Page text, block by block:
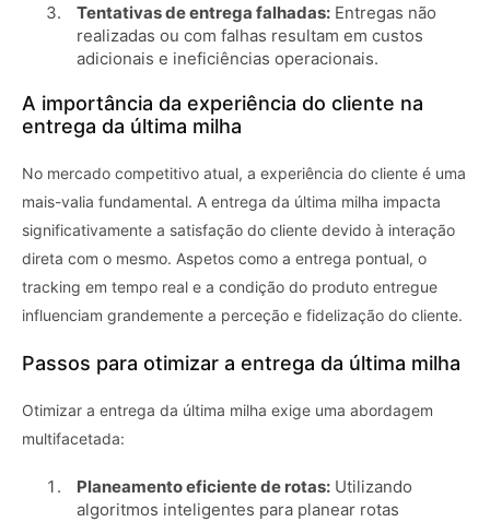
Tentativas de entrega falhadas: Entregas não
realizadas ou com falhas resultam em custos
adicionais e ineficiências operacionais.
A importância da experiência do cliente na
entrega da última milha
No mercado competitivo atual, a experiência do cliente é uma
mais-valia fundamental. A entrega da última milha impacta
significativamente a satisfação do cliente devido à interação
direta com o mesmo. Aspetos como a entrega pontual, o
tracking em tempo real e a condição do produto entregue
influenciam grandemente a perceção e fidelização do cliente.
Passos para otimizar a entrega da última milha
Otimizar a entrega da última milha exige uma abordagem
multifacetada:
Planeamento eficiente de rotas: Utilizando
algoritmos inteligentes para planear rotas